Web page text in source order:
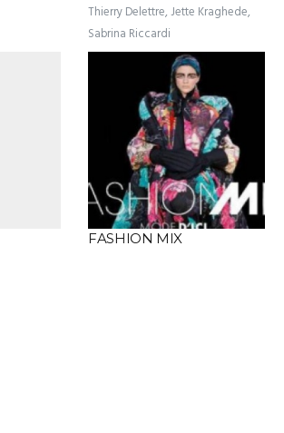
Thierry Delettre, Jette Kraghede,
Sabrina Riccardi
FASHION MIX